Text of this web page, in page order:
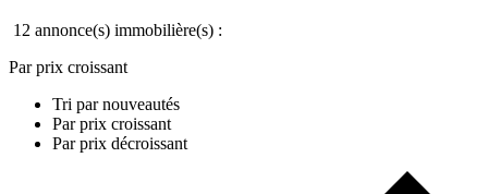
12 annonce(s) immobilière(s) :
Par prix croissant
Tri par nouveautés
Par prix croissant
Par prix décroissant